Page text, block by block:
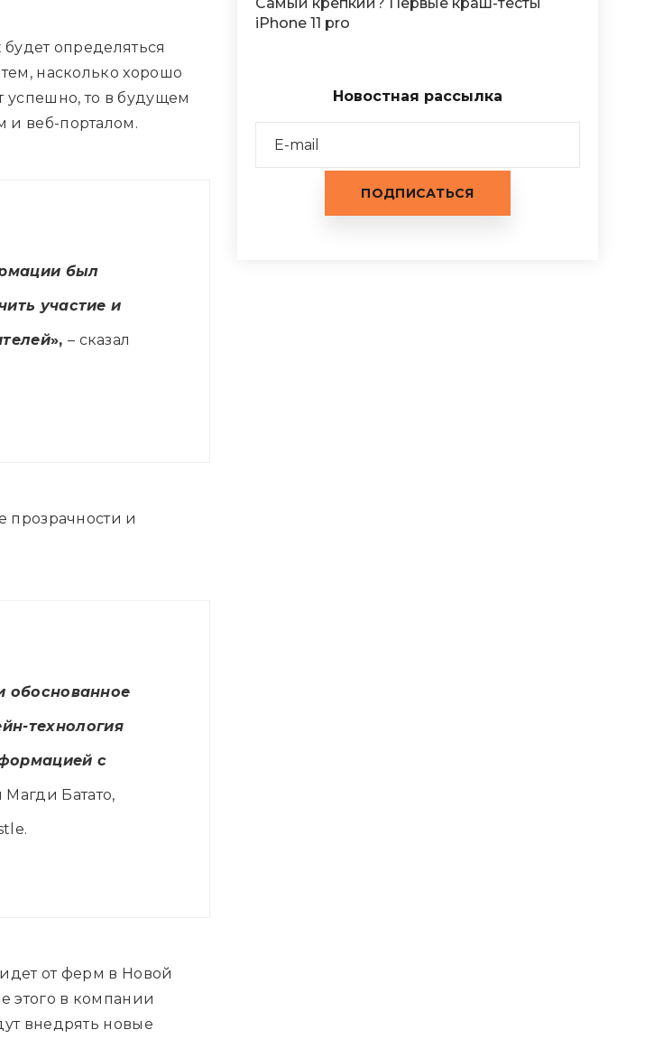
определяться
насколько хорошо
то в будущем
и веб-порталом.
был
участие и
», – сказал
прозрачности и
обоснованное
технология
с
Магди Батато,
от ферм в Новой
этого в компании
внедрять новые
iPhone 11 pro
Новостная рассылка